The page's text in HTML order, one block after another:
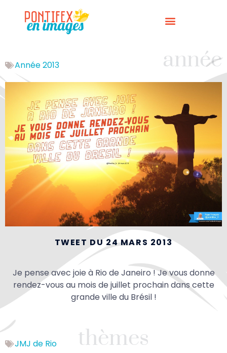
année
Année 2013
TWEET DU 24 MARS 2013
Je pense avec joie à Rio de Janeiro ! Je vous donne
rendez-vous au mois de juillet prochain dans cette
grande ville du Brésil !
thèmes
JMJ de Rio